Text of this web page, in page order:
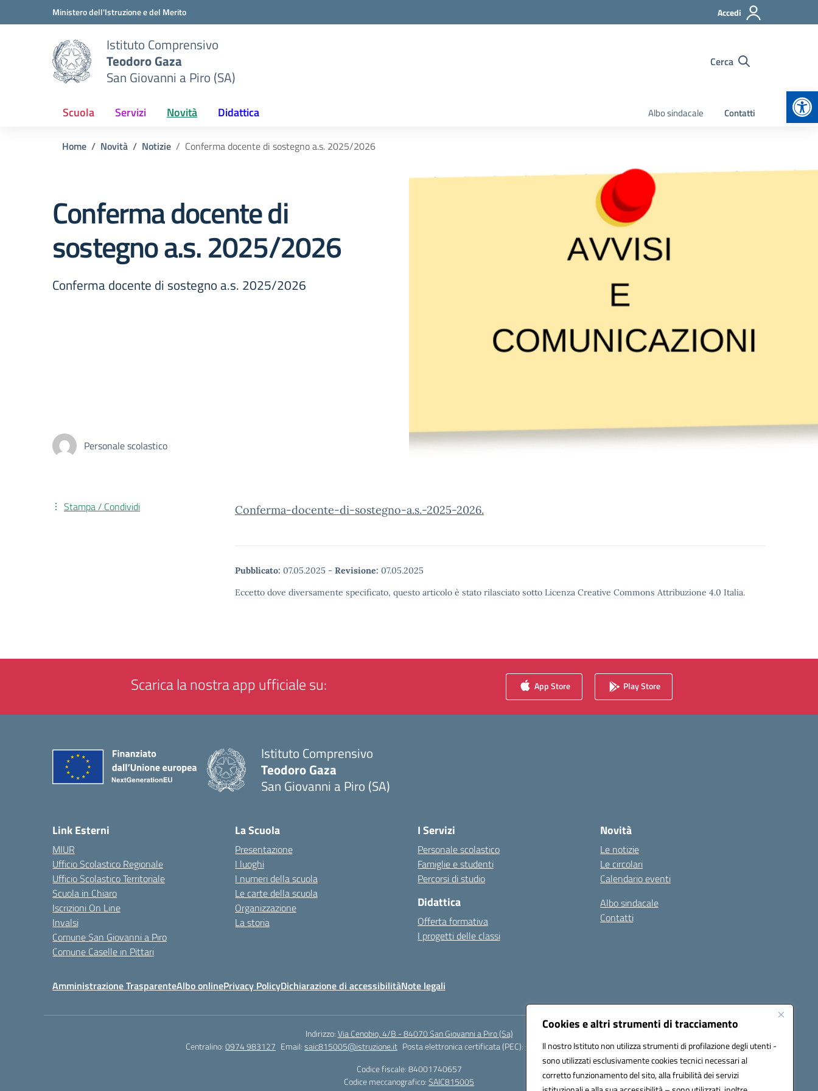
Cookies e altri strumenti di tracciamento
Il nostro Istituto non utilizza strumenti di profilazione degli utenti -
sono utilizzati esclusivamente cookies tecnici necessari al
corretto funzionamento del sito, alla fruibilità dei servizi
Vai ai contenuti
Vai al menu di navigazioneMinistero dell'Istruzione e del Merito Accedi
Istituto Comprensivo
Teodoro Gaza
San Giovanni a Piro (SA)
Cerca
Scuola Servizi Novità Didattica Albo sindacale Contatti
Home Novità Notizie Conferma docente di sostegno a.s. 2025/2026
Conferma docente di
sostegno a.s. 2025/2026
Conferma docente di sostegno a.s. 2025/2026
Personale scolastico
Conferma-docente-di-sostegno-a.s.-2025-2026.
Pubblicato: 07.05.2025 - Revisione: 07.05.2025
Eccetto dove diversamente specificato, questo articolo è stato rilasciato sotto Licenza Creative Commons Attribuzione 4.0 Italia.
Stampa / Condividi
Scarica la nostra app ufficiale su: App Store Play Store
Istituto Comprensivo
Teodoro Gaza
San Giovanni a Piro (SA)
Link Esterni
MIUR
Ufficio Scolastico Regionale
Ufficio Scolastico Territoriale
Scuola in Chiaro
Iscrizioni On Line
Invalsi
Comune San Giovanni a Piro
Comune Caselle in Pittari
La Scuola
Presentazione
I luoghi
I numeri della scuola
Le carte della scuola
Organizzazione
La storia
I Servizi
Personale scolastico
Famiglie e studenti
Percorsi di studio
Didattica
Offerta formativa
I progetti delle classi
Novità
Le notizie
Le circolari
Calendario eventi
Albo sindacale
Contatti
Amministrazione TrasparenteAlbo onlinePrivacy PolicyDichiarazione di accessibilitàNote legali
Indirizzo:Via Cenobio, 4/B - 84070 San Giovanni a Piro (Sa)
Centralino:0974 983127 Email:saic815005@istruzione.it Posta elettronica certificata (PEC):saic815005@pec.istruzione.it
Codice fiscale: 84001740657
Codice meccanografico:SAIC815005